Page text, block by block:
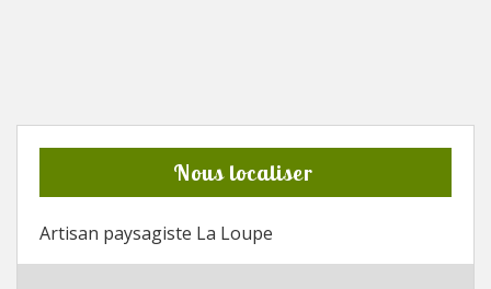
Nous localiser
Artisan paysagiste La Loupe